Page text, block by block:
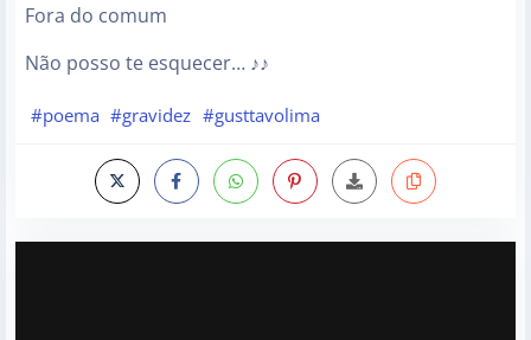
Fora do comum
Não posso te esquecer… ♪♪
#poema #gravidez #gusttavolima